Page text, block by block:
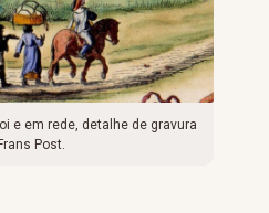
e em rede, detalhe de gravura
Post.